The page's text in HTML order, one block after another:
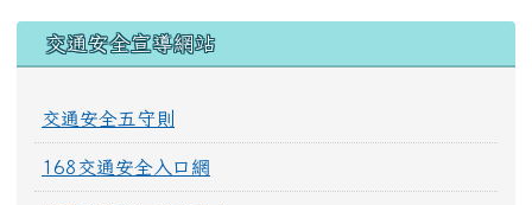
交通安全宣導網站
交通安全五守則
168交通安全入口網